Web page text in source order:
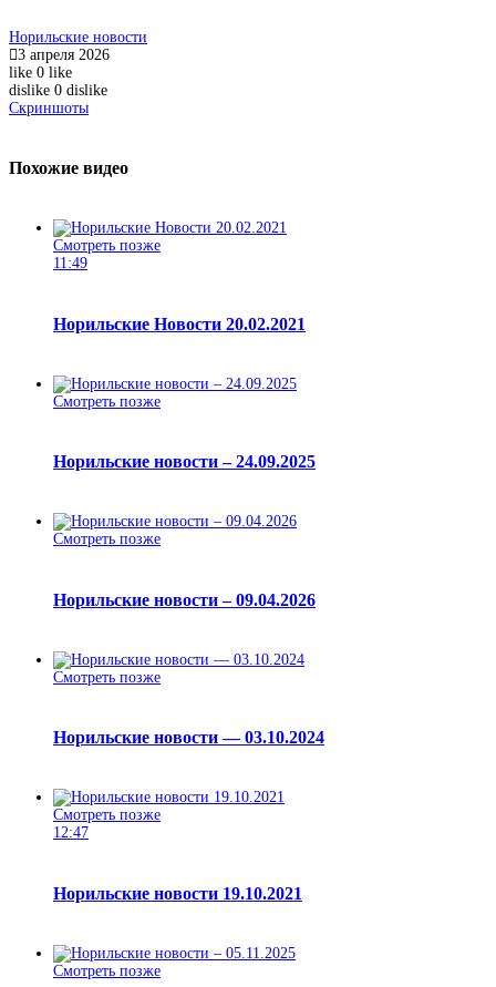
Норильские новости
3 апреля 2026
like 0 like
dislike 0 dislike
Скриншоты
Похожие видео
Смотреть позже
11:49
Норильские Новости 20.02.2021
Смотреть позже
Норильские новости – 24.09.2025
Смотреть позже
Норильские новости – 09.04.2026
Смотреть позже
Норильские новости — 03.10.2024
Смотреть позже
12:47
Норильские новости 19.10.2021
Смотреть позже